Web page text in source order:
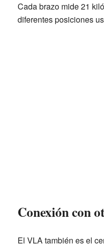
Cada brazo mide 21
diferentes posiciones
Conexión con
El VLA también es el